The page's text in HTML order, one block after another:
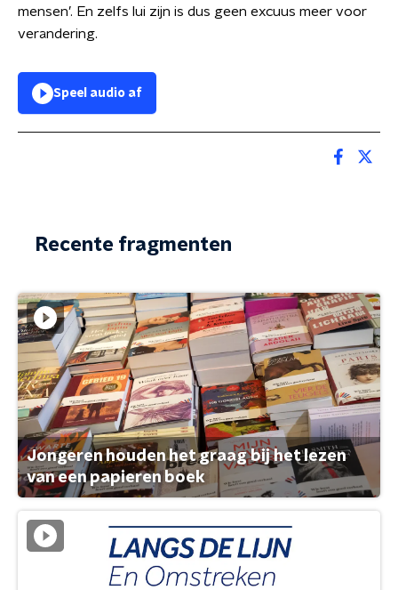
mensen’. En zelfs lui zijn is dus geen excuus meer voor
verandering.
Speel audio af
Recente fragmenten
Jongeren houden het graag bij het lezen
van een papieren boek